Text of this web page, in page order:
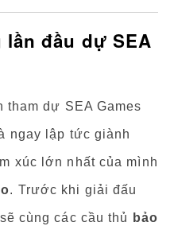
đầu dự SEA
tham dự SEA Games
ngay lập tức giành
xúc lớn nhất của mình
. Trước khi giải đấu
cùng các cầu thủ bảo